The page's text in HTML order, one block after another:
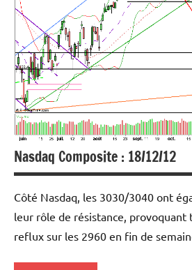
Indices
Marchés en
perspective
Nasdaq Composite : 18/12/12
Côté Nasdaq, les 3030/3040 ont
leur rôle de résistance, provoquant
reflux sur les 2960 en fin de